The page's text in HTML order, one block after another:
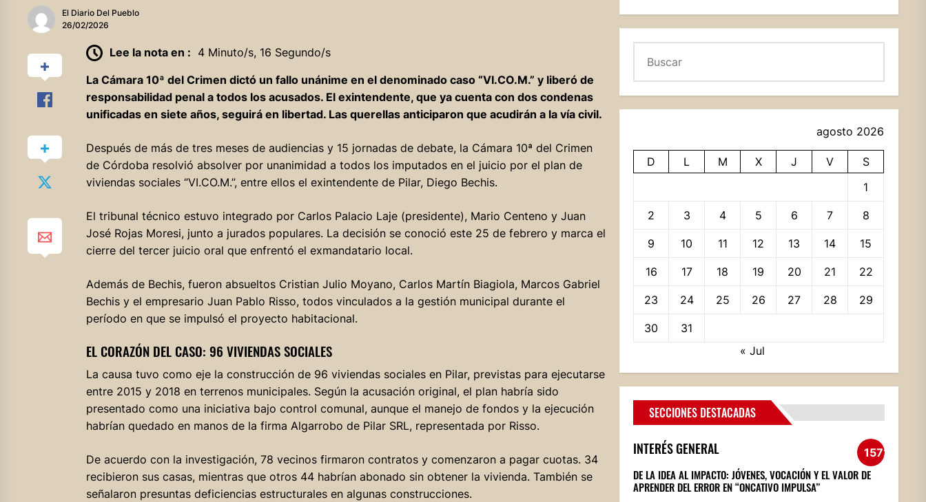
El Diario Del Pueblo
26/02/2026
Lee la nota en : 4 Minuto/s, 16 Segundo/s
La Cámara 10ª del Crimen dictó un fallo unánime en el denominado caso “VI.CO.M.” y liberó de
responsabilidad penal a todos los acusados. El exintendente, que ya cuenta con dos condenas
unificadas en siete años, seguirá en libertad. Las querellas anticiparon que acudirán a la vía civil.
Después de más de tres meses de audiencias y 15 jornadas de debate, la Cámara 10ª del Crimen
de Córdoba resolvió absolver por unanimidad a todos los imputados en el juicio por el plan de
viviendas sociales “VI.CO.M.”, entre ellos el exintendente de Pilar, Diego Bechis.
El tribunal técnico estuvo integrado por Carlos Palacio Laje (presidente), Mario Centeno y Juan
José Rojas Moresi, junto a jurados populares. La decisión se conoció este 25 de febrero y marca el
cierre del tercer juicio oral que enfrentó el exmandatario local.
Además de Bechis, fueron absueltos Cristian Julio Moyano, Carlos Martín Biagiola, Marcos Gabriel
Bechis y el empresario Juan Pablo Risso, todos vinculados a la gestión municipal durante el
período en que se impulsó el proyecto habitacional.
EL CORAZÓN DEL CASO: 96 VIVIENDAS SOCIALES
La causa tuvo como eje la construcción de 96 viviendas sociales en Pilar, previstas para ejecutarse
entre 2015 y 2018 en terrenos municipales. Según la acusación original, el plan habría sido
presentado como una iniciativa bajo control comunal, aunque el manejo de fondos y la ejecución
habrían quedado en manos de la firma Algarrobo de Pilar SRL, representada por Risso.
De acuerdo con la investigación, 78 vecinos firmaron contratos y comenzaron a pagar cuotas. 34
recibieron sus casas, mientras que otros 44 habrían abonado sin obtener la vivienda. También se
señalaron presuntas deficiencias estructurales en algunas construcciones.
agosto 2026
D L M X J V
S
1
2 3 4 5 6 7 8
9 10 11 12 13 14 15
16 17 18 19 20 21 22
23 24 25 26 27 28 29
30
31
« Jul
SECCIONES DESTACADAS
INTERÉS GENERAL 1572
DE LA IDEA AL IMPACTO: JÓVENES, VOCACIÓN Y EL VALOR DE
APRENDER DEL ERROR EN “ONCATIVO IMPULSA”